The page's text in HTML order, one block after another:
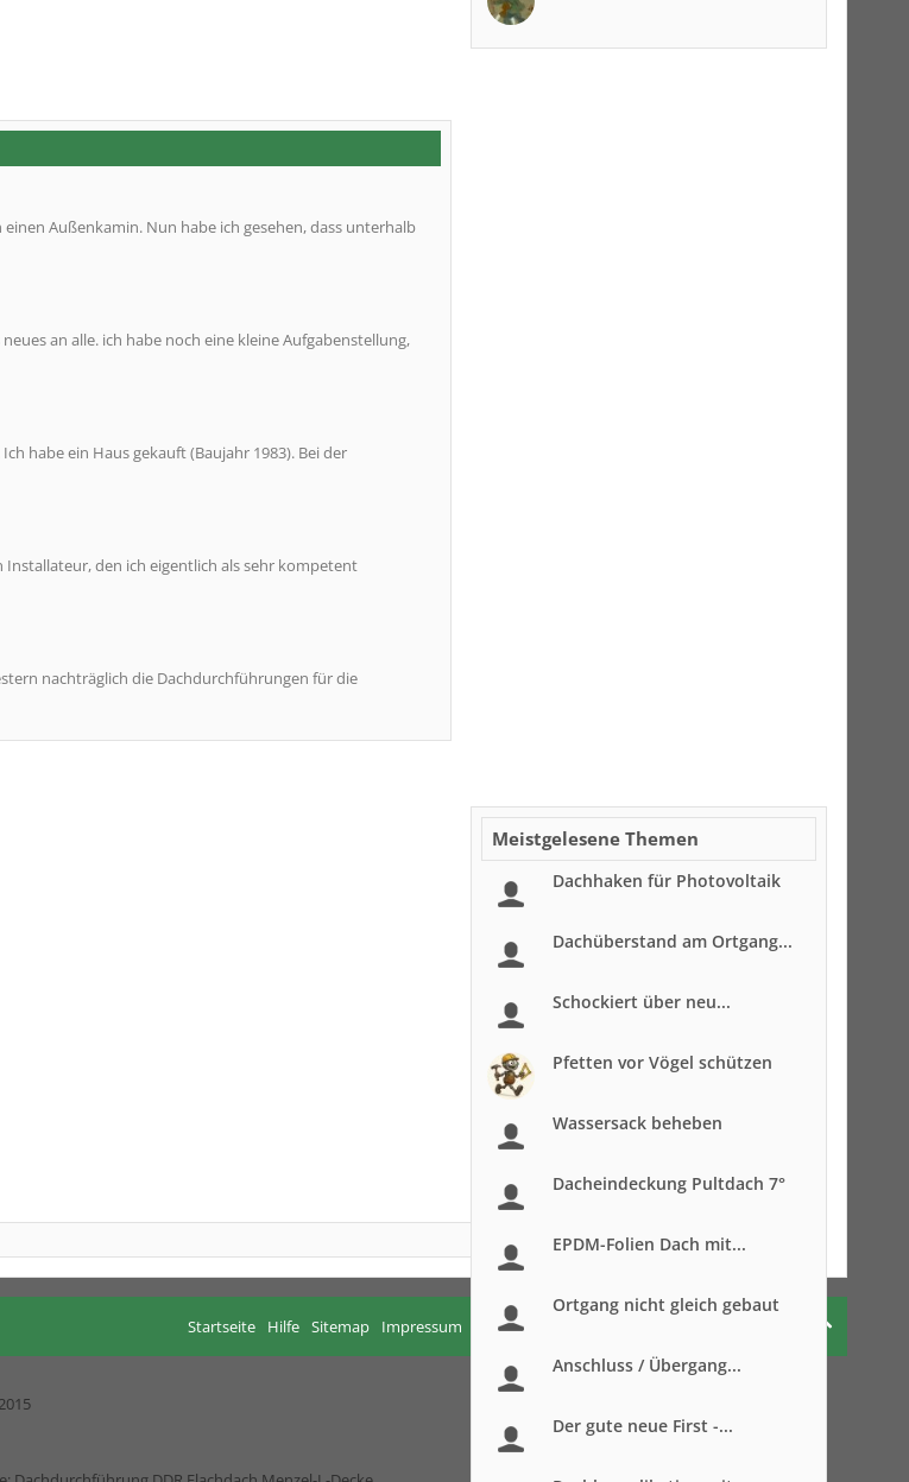
Außenkamin. Nun habe ich gesehen, dass unterhalb
an alle. ich habe noch eine kleine Aufgabenstellung,
habe ein Haus gekauft (Baujahr 1983). Bei der
den ich eigentlich als sehr kompetent
nachträglich die Dachdurchführungen für die
Meistgelesene Themen
Dachhaken für Photovoltaik
Dachüberstand am Ortgang...
Schockiert über neu...
Pfetten vor Vögel schützen
Wassersack beheben
Dacheindeckung Pultdach 7°
EPDM-Folien Dach mit...
Ortgang nicht gleich gebaut
Anschluss / Übergang...
Der gute neue First -...
Startseite Hilfe Sitemap Impressum Nutzungsbedingungen